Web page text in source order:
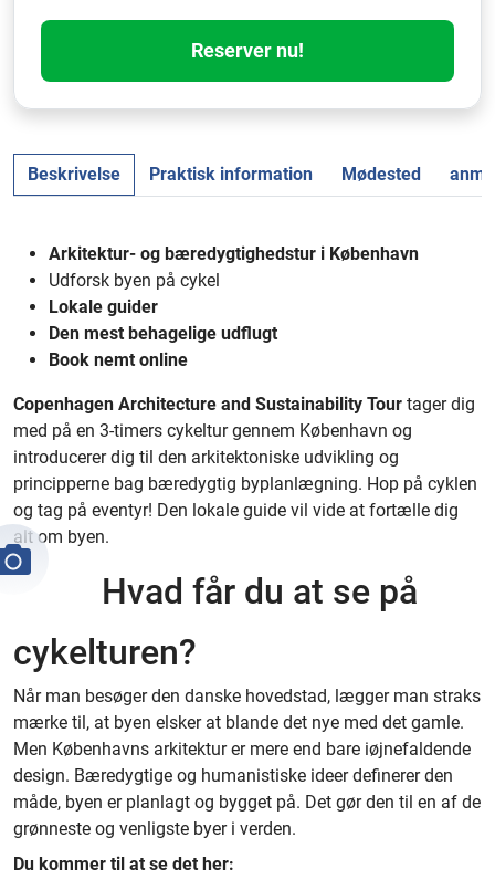
Reserver nu!
Beskrivelse Praktisk information Mødested
Arkitektur- og bæredygtighedstur i København
Udforsk byen på cykel
Lokale guider
Den mest behagelige udflugt
Book nemt online
Copenhagen Architecture and Sustainability Tour tager dig
med på en 3-timers cykeltur gennem København og
introducerer dig til den arkitektoniske udvikling og
principperne bag bæredygtig byplanlægning. Hop på cyklen
og tag på eventyr! Den lokale guide vil vide at fortælle dig
alt om byen.
Hvad får du at se på
cykelturen?
Når man besøger den danske hovedstad, lægger man straks
mærke til, at byen elsker at blande det nye med det gamle.
Men Københavns arkitektur er mere end bare iøjnefaldende
design. Bæredygtige og humanistiske ideer definerer den
måde, byen er planlagt og bygget på. Det gør den til en af de
grønneste og venligste byer i verden.
Du kommer til at se det her: